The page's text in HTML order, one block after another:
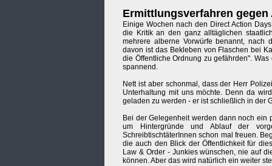
Ermittlungsverfahren
Einige Wochen nach den Direct Action
die Kritik an den ganz alltäglichen
mehrere alberne Vorwürfe benannt, nach
davon ist das Bekleben von Flaschen bei
die Öffentliche Ordnung zu gefährden".
spannend.
Nett ist aber schonmal, dass der Herr
Unterhaltung mit uns möchte. Denn da
geladen zu werden - er ist schließlich in der
Bei der Gelegenheit werden dann noch ein
um Hintergründe und Ablauf der
SchreibtischtäterInnen schon mal freuen.
die auch den Blick der Öffentlichkeit für
Law & Order - Junkies wünschen, nie auf
können. Aber das wird natürlich ein weiter